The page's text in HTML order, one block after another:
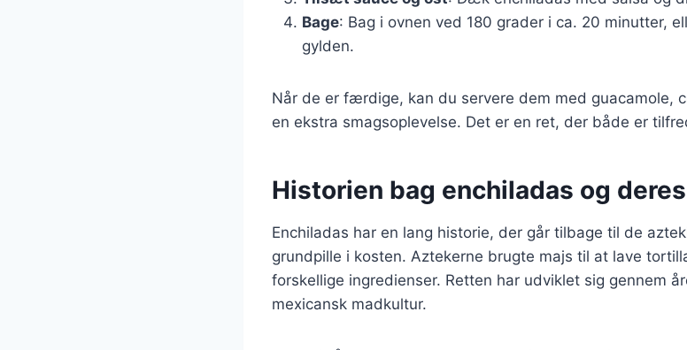
Bage: Bag i ovnen ved 180 grader i ca. 20 minutter,
gylden.
Når de er færdige, kan du servere dem med guacamole,
en ekstra smagsoplevelse. Det er en ret, der både er
Historien bag enchiladas og
Enchiladas har en lang historie, der går tilbage til de
grundpille i kosten. Aztekerne brugte majs til at lave
forskellige ingredienser. Retten har udviklet sig gennem
mexicansk madkultur.